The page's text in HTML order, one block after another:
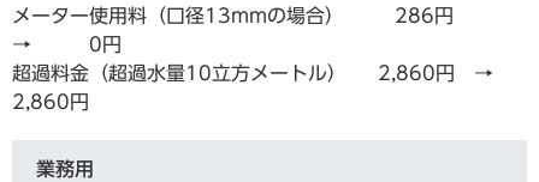
メーター使用料（口径13mmの場合） 286円
→ 0円
超過料金（超過水量10立方メートル） 2,860円 →
2,860円
業務用